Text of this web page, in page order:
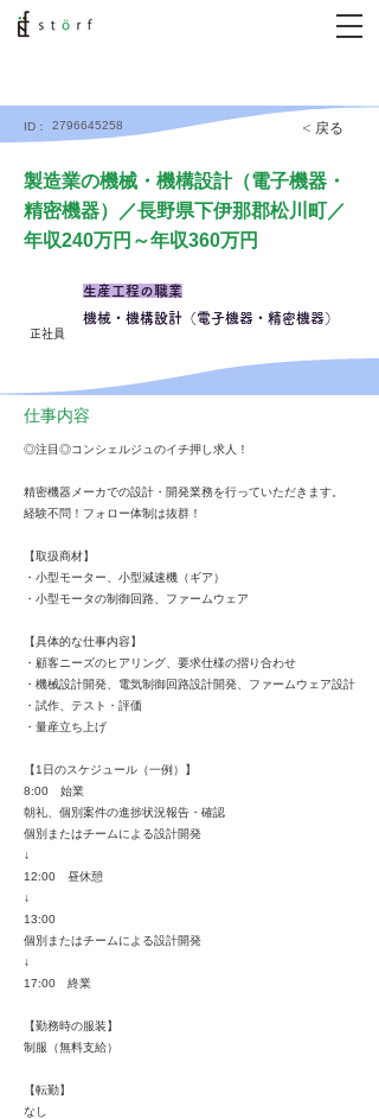
ID： 2796645258 < 戻る
製造業の機械・機構設計（電子機器・
精密機器）／長野県下伊那郡松川町／
年収240万円～年収360万円
正社員
生産工程の職業
機械・機構設計（電子機器・精密機器）
仕事内容
◎注目◎コンシェルジュのイチ押し求人！
精密機器メーカでの設計・開発業務を行っていただきます。
経験不問！フォロー体制は抜群！
【取扱商材】
・小型モーター、小型減速機（ギア）
・小型モータの制御回路、ファームウェア
【具体的な仕事内容】
・顧客ニーズのヒアリング、要求仕様の摺り合わせ
・機械設計開発、電気制御回路設計開発、ファームウェア設計
・試作、テスト・評価
・量産立ち上げ
【1日のスケジュール（一例）】
8:00 始業
朝礼、個別案件の進捗状況報告・確認
個別またはチームによる設計開発
↓
12:00 昼休憩
↓
13:00
個別またはチームによる設計開発
↓
17:00 終業
【勤務時の服装】
制服（無料支給）
【転勤】
なし